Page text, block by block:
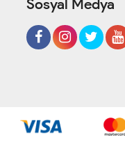
Sosyal Medya